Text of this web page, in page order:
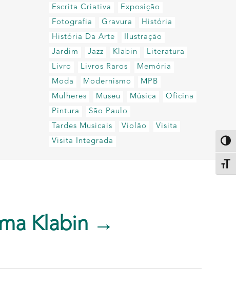
Escrita Criativa
Exposição
Fotografia
Gravura
História
História Da Arte
Ilustração
Jardim
Jazz Klabin
Literatura
Livro
Livros Raros
Memória
Moda
Modernismo
MPB
Mulheres
Museu Música
Oficina
Pintura
São Paulo
Tardes Musicais
Violão
Visita
Visita Integrada
Klabin →